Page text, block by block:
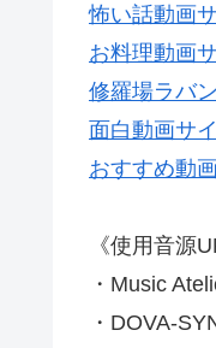
怖い話動画
お料理動画
修羅場ラバ
面白動画サ
おすすめ動
《使用音源
・Music
・DOVA-